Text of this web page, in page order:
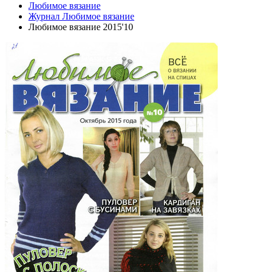
Любимое вязание
Журнал Любимое вязание
Любимое вязание 2015'10